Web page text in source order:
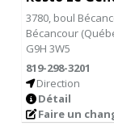
3780, boul
Bécancour (
G9H 3W5
819-298-3201
Direction
Détail
Faire un